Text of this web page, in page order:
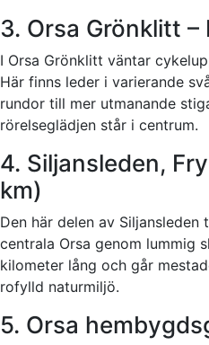
3. Orsa Grönklitt –
I Orsa Grönklitt väntar
Här finns leder i varierande
rundor till mer utmanande
rörelseglädjen står i centrum.
4. Siljansleden,
km)
Den här delen av
centrala Orsa genom lummig
kilometer lång och går
rofylld naturmiljö.
5. Orsa